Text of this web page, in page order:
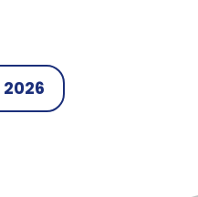
2026